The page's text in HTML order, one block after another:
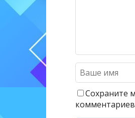
Сохраните
комментариев